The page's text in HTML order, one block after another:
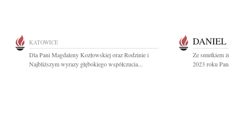
KATOWICE
Dla Pani Magdaleny Kozłowskiej oraz Rodzinie i
Najbliższym wyrazy głębokiego współczucia...
DANIEL
Ze smutkiem
2023 roku